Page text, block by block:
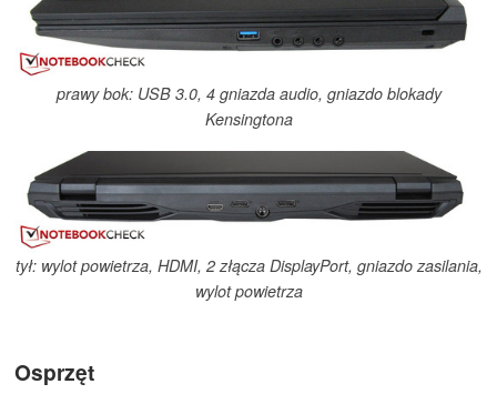
prawy bok: USB 3.0, 4 gniazda audio, gniazdo blokady
Kensingtona
tył: wylot powietrza, HDMI, 2 złącza DisplayPort, gniazdo zasilania,
wylot powietrza
Osprzęt